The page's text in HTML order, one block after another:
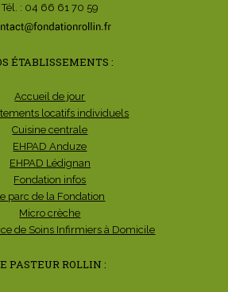
Tél. : 04 66 61 70 59
ÉTABLISSEMENTS :
Accueil de jour
locatifs individuels
Cuisine centrale
EHPAD Anduze
EHPAD Lédignan
Fondation infos
parc de la Fondation
Micro crèche
de Soins Infirmiers à Domicile
PASTEUR ROLLIN :